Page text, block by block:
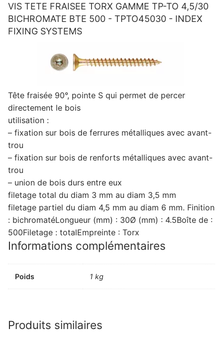
VIS TETE FRAISEE TORX GAMME TP-TO 4,5/30
BICHROMATE BTE 500 - TPTO45030 - INDEX
FIXING SYSTEMS
Tête fraisée 90°, pointe S qui permet de percer
directement le bois
utilisation :
– fixation sur bois de ferrures métalliques avec avant-
trou
– fixation sur bois de renforts métalliques avec avant-
trou
– union de bois durs entre eux
filetage total du diam 3 mm au diam 3,5 mm
filetage partiel du diam 4,5 mm au diam 6 mm. Finition
: bichromatéLongueur (mm) : 30Ø (mm) : 4.5Boîte de :
500Filetage : totalEmpreinte : Torx
Informations complémentaires
Poids 1 kg
Produits similaires